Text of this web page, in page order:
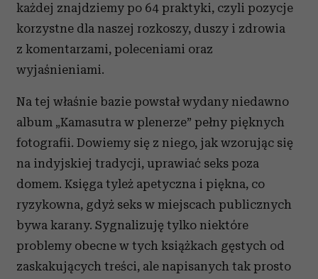
każdej znajdziemy po 64 praktyki, czyli pozycje
korzystne dla naszej rozkoszy, duszy i zdrowia
z komentarzami, poleceniami oraz
wyjaśnieniami.
Na tej właśnie bazie powstał wydany niedawno
album „Kamasutra w plenerze” pełny pięknych
fotografii. Dowiemy się z niego, jak wzorując się
na indyjskiej tradycji, uprawiać seks poza
domem. Księga tyleż apetyczna i piękna, co
ryzykowna, gdyż seks w miejscach publicznych
bywa karany. Sygnalizuję tylko niektóre
problemy obecne w tych książkach gęstych od
zaskakujących treści, ale napisanych tak prosto